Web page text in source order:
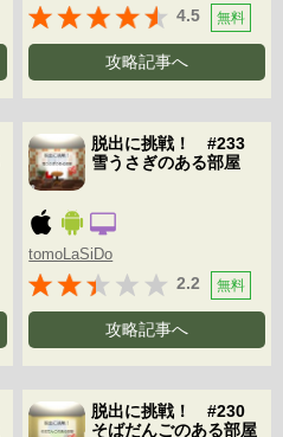
4.5 無料
攻略記事へ
脱出に挑戦！ #233
雪うさぎのある部屋
tomoLaSiDo
2.2 無料
攻略記事へ
脱出に挑戦！ #230
そばだんごのある部屋